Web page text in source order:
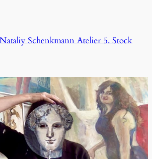
Nataliy Schenkmann Atelier 5. Stock